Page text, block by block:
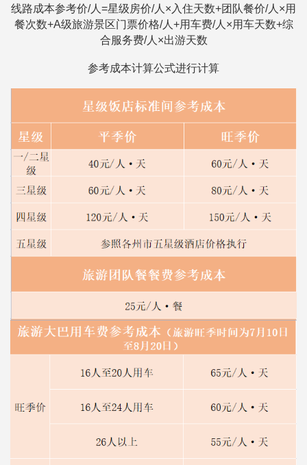
线路成本参考价/人=星级房价/人×入住天数+团队餐价/人×用
餐次数+A级旅游景区门票价格/人+用车费/人×用车天数+综
合服务费/人×出游天数
参考成本计算公式进行计算